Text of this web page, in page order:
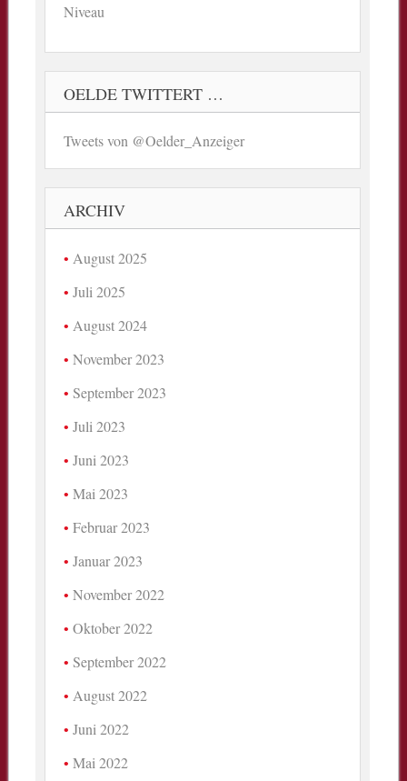
Niveau
OELDE TWITTERT …
Tweets von @Oelder_Anzeiger
ARCHIV
August 2025
Juli 2025
August 2024
November 2023
September 2023
Juli 2023
Juni 2023
Mai 2023
Februar 2023
Januar 2023
November 2022
Oktober 2022
September 2022
August 2022
Juni 2022
Mai 2022